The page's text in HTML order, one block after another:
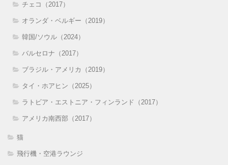
チェコ（2017）
オランダ・ベルギー（2019）
韓国/ソウル（2024）
バルセロナ（2017）
ブラジル・アメリカ（2019）
タイ・ホアヒン（2025）
ラトビア・エストニア・フィンランド（2017）
アメリカ南西部（2017）
猫
飛行機・空港ラウンジ